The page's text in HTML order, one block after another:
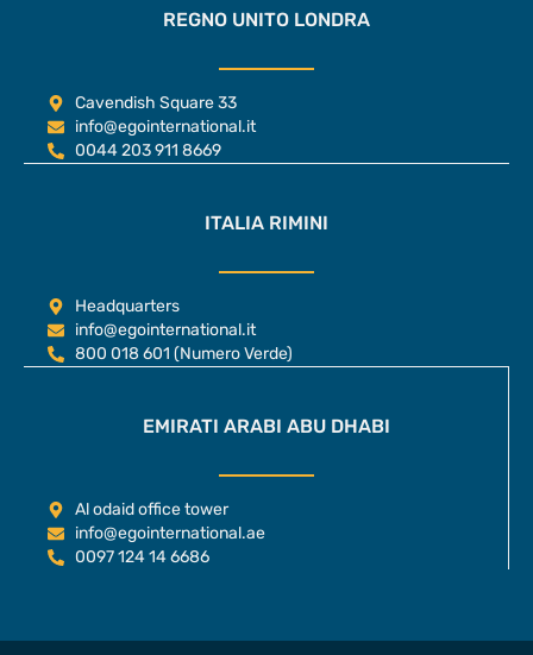
REGNO UNITO LONDRA
Cavendish Square 33
info@egointernational.it
0044 203 911 8669
ITALIA RIMINI
Headquarters
info@egointernational.it
800 018 601 (Numero Verde)
EMIRATI ARABI ABU DHABI
Al odaid office tower
info@egointernational.ae
0097 124 14 6686